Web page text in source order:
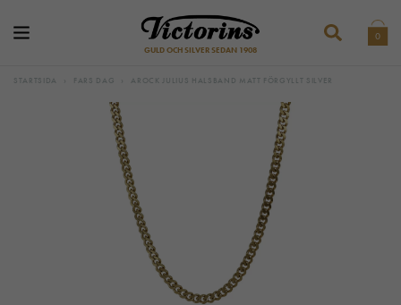
GULD OCH SILVER SEDAN 1908
0
STARTSIDA FARS DAG AROCK JULIUS HALSBAND MATT FÖRGYLLT SILVER